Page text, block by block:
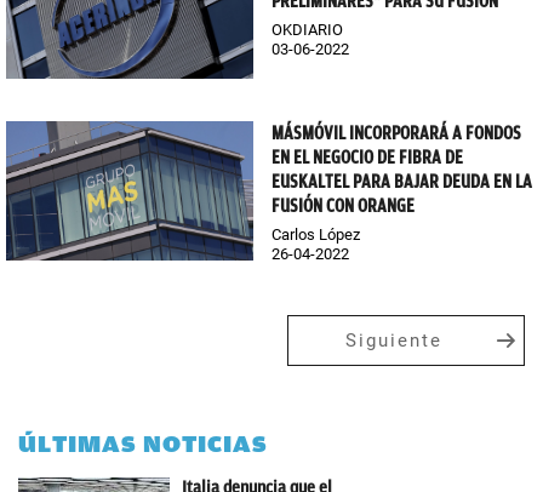
OKDIARIO
03-06-2022
MÁSMÓVIL INCORPORARÁ A FONDOS
EN EL NEGOCIO DE FIBRA DE
EUSKALTEL PARA BAJAR DEUDA EN LA
FUSIÓN CON ORANGE
Carlos López
26-04-2022
Siguiente
ÚLTIMAS NOTICIAS
Italia denuncia que el